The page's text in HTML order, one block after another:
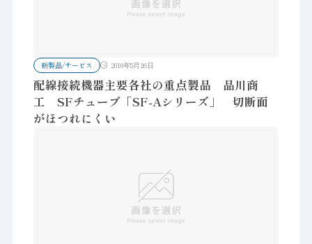
新製品/サービス 2010年5月26日
配線接続機器主要各社の重点製品 品川商
工 SFチューブ「SF-Aシリーズ」 切断面
がほつれにくい